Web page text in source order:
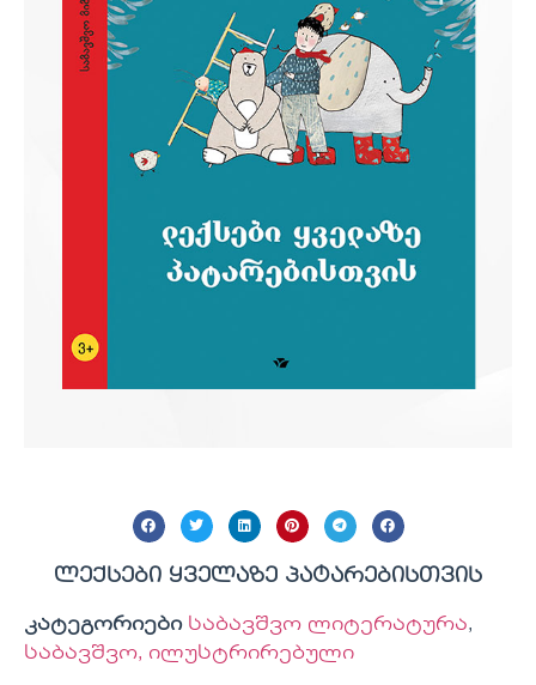
ლექსები ყველაზე პატარებისთვის
კატეგორიები საბავშვო ლიტერატურა,
საბავშვო, ილუსტრირებული